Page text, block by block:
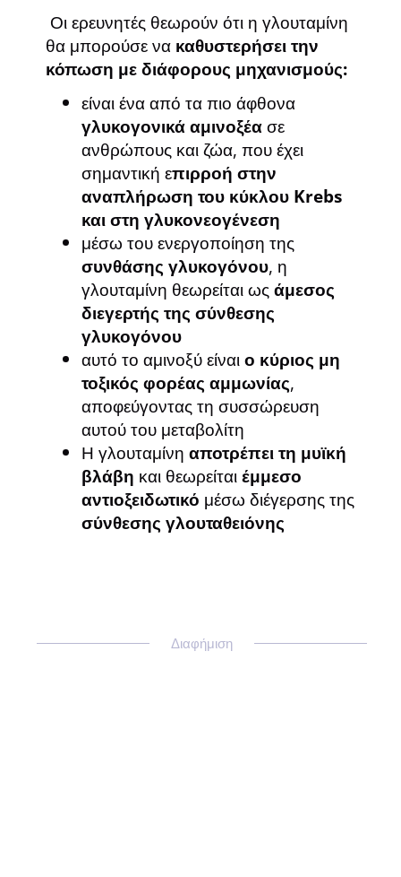
Οι ερευνητές θεωρούν ότι η γλουταμίνη
θα μπορούσε νακαθυστερήσει την
κόπωση με διάφορους μηχανισμούς:
είναι ένα από τα πιο άφθονα
γλυκογονικά αμινοξέασε
ανθρώπους και ζώα, που έχει
σημαντική επιρροή στην
αναπλήρωση του κύκλου Krebs
και στη γλυκονεογένεση
μέσω του ενεργοποίηση της
συνθάσης γλυκογόνου, η
γλουταμίνη θεωρείται ως άμεσος
διεγερτής της σύνθεσης
γλυκογόνου
αυτό το αμινοξύ είναιο κύριος μη
τοξικός φορέας αμμωνίας,
αποφεύγοντας τη συσσώρευση
αυτού του μεταβολίτη
Η γλουταμίνη αποτρέπει τη μυϊκή
βλάβη και θεωρείταιέμμεσο
αντιοξειδωτικό μέσω διέγερσης της
σύνθεσης γλουταθειόνης
Διαφήμιση